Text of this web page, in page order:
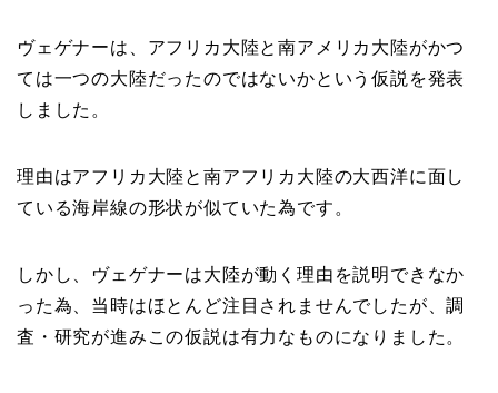
ヴェゲナーは、アフリカ大陸と南アメリカ大陸がかつ
ては一つの大陸だったのではないかという仮説を発表
しました。
理由はアフリカ大陸と南アフリカ大陸の大西洋に面し
ている海岸線の形状が似ていた為です。
しかし、ヴェゲナーは大陸が動く理由を説明できなか
った為、当時はほとんど注目されませんでしたが、調
査・研究が進みこの仮説は有力なものになりました。